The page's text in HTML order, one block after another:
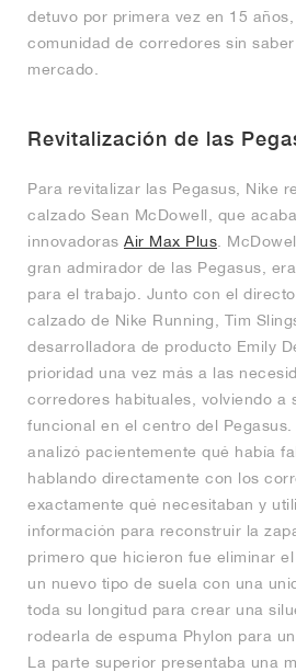
detuvo por primera vez en 15
comunidad de corredores sin
mercado.
Revitalización de las
Para revitalizar las Pegasus, Nike
calzado Sean McDowell, que
innovadoras Air Max Plus .
gran admirador de las Pegasus,
para el trabajo. Junto con el
calzado de Nike Running, Tim
desarrolladora de producto Emily
prioridad una vez más a las
corredores habituales, volviendo a
funcional en el centro del
analizó pacientemente qué había
hablando directamente con los
exactamente qué necesitaban y
información para reconstruir la
primero que hicieron fue eliminar
un nuevo tipo de suela con una
toda su longitud para crear una
rodearla de espuma Phylon para
La parte superior presentaba una